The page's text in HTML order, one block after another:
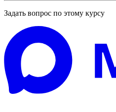
Задать вопрос по этому курсу